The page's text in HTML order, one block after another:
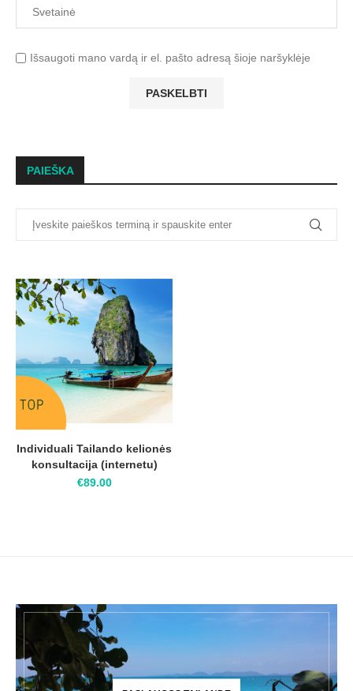
Išsaugoti mano vardą ir el. pašto adresą šioje naršyklėje
PAIEŠKA
Individuali Tailando kelionės
konsultacija (internetu)
€89.00